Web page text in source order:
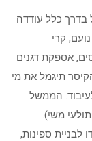
כלל עודדה
קרי
אספקת דגנים
תיגמל את מי
הממשל
משי).
לבניית ספינות,